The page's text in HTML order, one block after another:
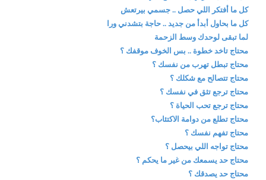
كل ما أفتكر اللي حصل .. جسمي بيرتعش
كل ما بحاول أبدأ من جديد .. حاجة بتشدني ورا
لما تبقى لوحدك وسط الزحمة
محتاج تاخد خطوة .. بس الخوف موقفك ؟
محتاج تبطل تهرب من نفسك ؟
محتاج تتصالح مع شكلك ؟
محتاج ترجع تثق في نفسك ؟
محتاج ترجع تحب الحياة ؟
محتاج تطلع من دوامة الاكتئاب؟
محتاج تفهم نفسك ؟
محتاج تواجه اللي بيحصل ؟
محتاج حد يسمعك من غير ما يحكم ؟
محتاج حد يصدقك ؟